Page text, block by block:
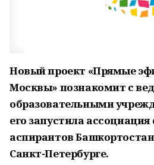
Новый проект «Прямые
Москвы» познакомит с
образовательными
его запустила ассоциация
аспирантов
Санкт-Петербурге.